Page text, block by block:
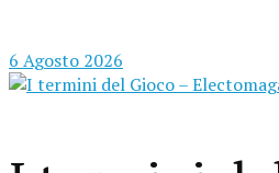
6 Agosto 2026